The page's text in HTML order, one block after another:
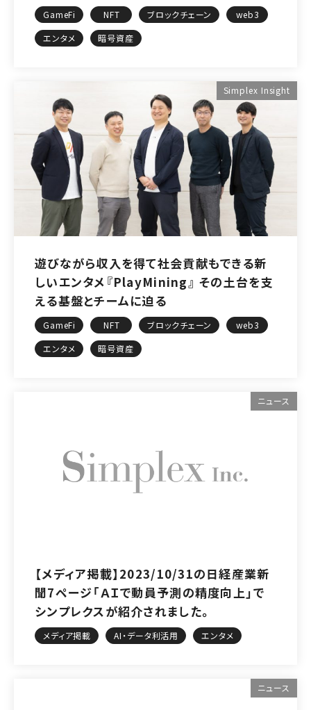
GameFi NFT ブロックチェーン
web3
エンタメ
暗号資産
Simplex Insight
遊びながら収入を得て社会貢献もできる新
しいエンタメ『PlayMining』 その土台を支
える基盤とチームに迫る
GameFi NFT ブロックチェーン
web3
エンタメ
暗号資産
ニュース
【メディア掲載】2023/10/31の日経産業新
聞7ページ「ＡＩで動員予測の精度向上」で
シンプレクスが紹介されました。
メディア掲載 AI・データ利活用 エンタメ
ニュース